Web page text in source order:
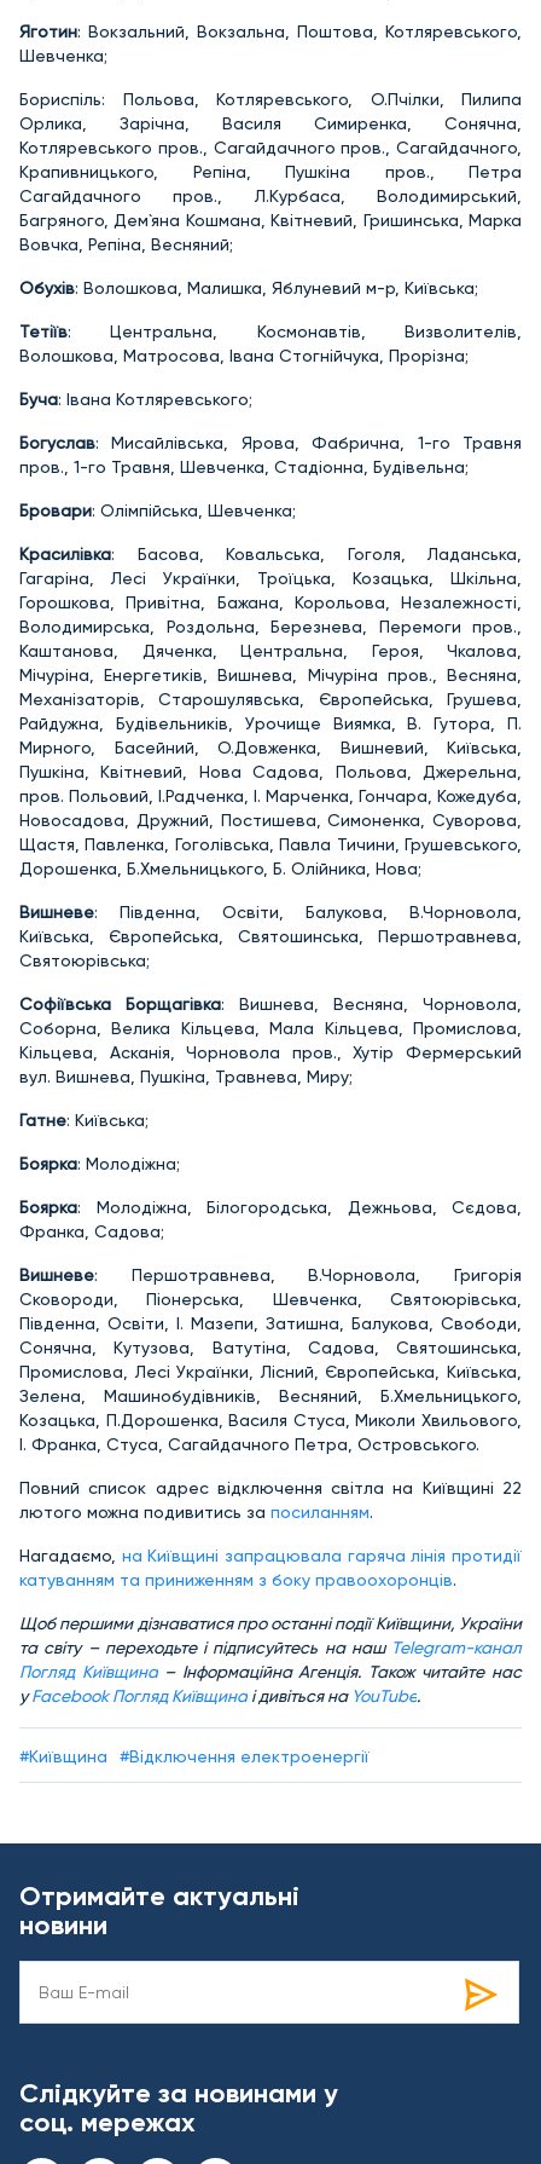
Яготин: Вокзальний, Вокзальна, Поштова, Котляревського,
Шевченка;
Бориспіль: Польова, Котляревського, О.Пчілки, Пилипа
Орлика, Зарічна, Василя Симиренка, Сонячна,
Котляревського пров., Сагайдачного пров., Сагайдачного,
Крапивницького, Репіна, Пушкіна пров., Петра
Сагайдачного пров., Л.Курбаса, Володимирський,
Багряного, Дем`яна Кошмана, Квітневий, Гришинська, Марка
Вовчка, Репіна, Весняний;
Обухів: Волошкова, Малишка, Яблуневий м-р, Київська;
Тетіїв: Центральна, Космонавтів, Визволителів,
Волошкова, Матросова, Івана Стогнійчука, Прорізна;
Буча: Івана Котляревського;
Богуслав: Мисайлівська, Ярова, Фабрична, 1-го Травня
пров., 1-го Травня, Шевченка, Стадіонна, Будівельна;
Бровари: Олімпійська, Шевченка;
Красилівка: Басова, Ковальська, Гоголя, Ладанська,
Гагаріна, Лесі Українки, Троїцька, Козацька, Шкільна,
Горошкова, Привітна, Бажана, Корольова, Незалежності,
Володимирська, Роздольна, Березнева, Перемоги пров.,
Каштанова, Дяченка, Центральна, Героя, Чкалова,
Мічуріна, Енергетиків, Вишнева, Мічуріна пров., Весняна,
Механізаторів, Старошулявська, Європейська, Грушева,
Райдужна, Будівельників, Урочище Виямка, В. Гутора, П.
Мирного, Басейний, О.Довженка, Вишневий, Київська,
Пушкіна, Квітневий, Нова Садова, Польова, Джерельна,
пров. Польовий, І.Радченка, І. Марченка, Гончара, Кожедуба,
Новосадова, Дружний, Постишева, Симоненка, Суворова,
Щастя, Павленка, Гоголівська, Павла Тичини, Грушевського,
Дорошенка, Б.Хмельницького, Б. Олійника, Нова;
Вишневе: Південна, Освіти, Балукова, В.Чорновола,
Київська, Європейська, Святошинська, Першотравнева,
Святоюрівська;
Софіївська Борщагівка: Вишнева, Весняна, Чорновола,
Соборна, Велика Кільцева, Мала Кільцева, Промислова,
Кільцева, Асканія, Чорновола пров., Хутір Фермерський
вул. Вишнева, Пушкіна, Травнева, Миру;
Гатне: Київська;
Боярка: Молодіжна;
Боярка: Молодіжна, Білогородська, Дежньова, Сєдова,
Франка, Садова;
Вишневе: Першотравнева, В.Чорновола, Григорія
Сковороди, Піонерська, Шевченка, Святоюрівська,
Південна, Освіти, І. Мазепи, Затишна, Балукова, Свободи,
Сонячна, Кутузова, Ватутіна, Садова, Святошинська,
Промислова, Лесі Українки, Лісний, Європейська, Київська,
Зелена, Машинобудівників, Весняний, Б.Хмельницького,
Козацька, П.Дорошенка, Василя Стуса, Миколи Хвильового,
І. Франка, Стуса, Сагайдачного Петра, Островського.
Повний список адрес відключення світла на Київщині 22
лютого можна подивитись за посиланням.
Нагадаємо, на Київщині запрацювала гаряча лінія протидії
катуванням та приниженням з боку правоохоронців.
Щоб першими дізнаватися про останні події Київщини, України
та світу – переходьте і підписуйтесь на наш Telegram-канал
Погляд Київщина– Інформаційна Агенція. Також читайте нас
уFacebook Погляд Київщина і дивіться на YouTube.
#Київщина #Відключення електроенергії
Отримайте актуальні
новини
Слідкуйте за новинами у
соц. мережах